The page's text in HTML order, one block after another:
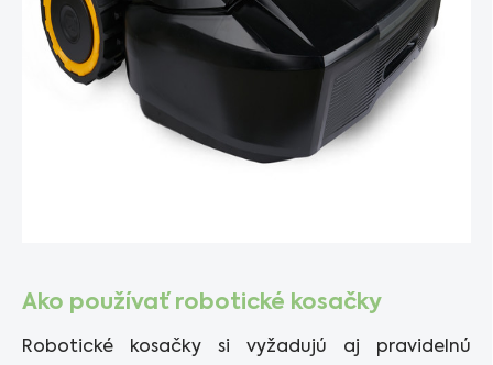
Ako používať robotické kosačky
Robotické kosačky si vyžadujú aj pravidelnú